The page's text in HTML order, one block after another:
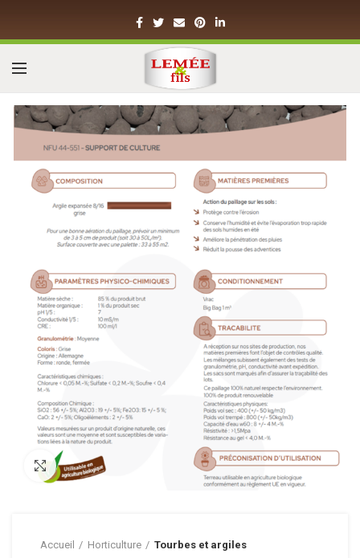
Click to enlarge
Accueil Horticulture Tourbes et argiles